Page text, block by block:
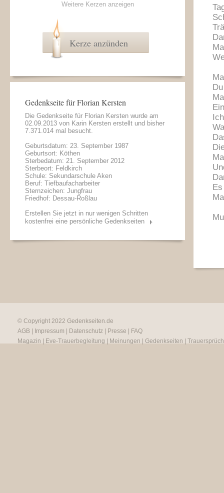
Weitere Kerzen anzeigen
Kerze anzünden
Gedenkseite für Florian Kersten
Die Gedenkseite für Florian Kersten wurde am
02.09.2013 von Karin Kersten erstellt und bisher
7.371.014 mal besucht.
Geburtsdatum: 23. September 1987
Geburtsort: Köthen
Sterbedatum: 21. September 2012
Sterbeort: Feldkirch
Schule: Sekundarschule Aken
Beruf: Tiefbaufacharbeiter
Sternzeichen: Jungfrau
Friedhof: Dessau-Roßlau
Erstellen Sie jetzt in nur wenigen Schritten
kostenfrei eine persönliche Gedenkseiten
© Copyright 2022 Gedenkseiten.de
AGB
Impressum Datenschutz Presse
FAQ
Magazin
Eve-Trauerbegleitung Meinungen Gedenkseiten